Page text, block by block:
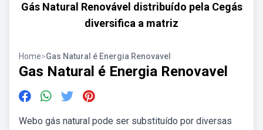
Gás Natural Renovável distribuído pela Cegás
diversifica a matriz
Home>Gas Natural é Energia Renovavel
Gas Natural é Energia Renovavel
Webo gás natural pode ser substituído por diversas